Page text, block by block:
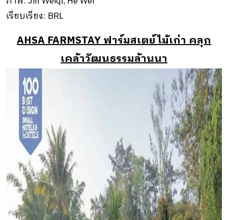
เรียบเรียง: BRL
AHSA FARMSTAY ฟาร์มสเตย์ไม้เก่า คลุก
เคล้าวัฒนธรรมล้านนา